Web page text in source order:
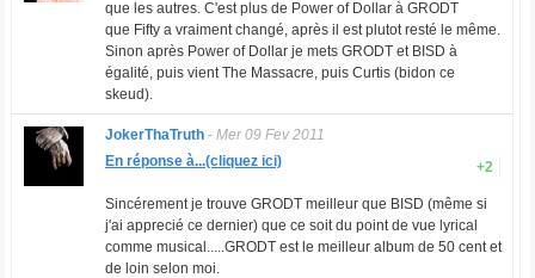
que les autres. C'est plus de Power of Dollar à GRODT
que Fifty a vraiment changé, après il est plutot resté le même.
Sinon après Power of Dollar je mets GRODT et BISD à
égalité, puis vient The Massacre, puis Curtis (bidon ce
skeud).
JokerThaTruth- Mer 09 Fev 2011
+2
En réponse à...(cliquez ici)
Sincérement je trouve GRODT meilleur que BISD (même si
j'ai apprecié ce dernier) que ce soit du point de vue lyrical
comme musical.....GRODT est le meilleur album de 50 cent et
de loin selon moi.